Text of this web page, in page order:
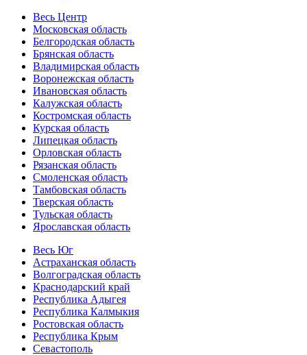
Весь Центр
Московская область
Белгородская область
Брянская область
Владимирская область
Воронежская область
Ивановская область
Калужская область
Костромская область
Курская область
Липецкая область
Орловская область
Рязанская область
Смоленская область
Тамбовская область
Тверская область
Тульская область
Ярославская область
Весь Юг
Астраханская область
Волгоградская область
Краснодарский край
Республика Адыгея
Республика Калмыкия
Ростовская область
Республика Крым
Севастополь